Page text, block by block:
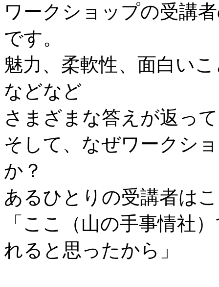
ワークショップの受講
です。
魅力、柔軟性、面白い
などなど
さまざまな答えが返っ
そして、なぜワークシ
か？
あるひとりの受講者は
「ここ（山の手事情社
れると思ったから」